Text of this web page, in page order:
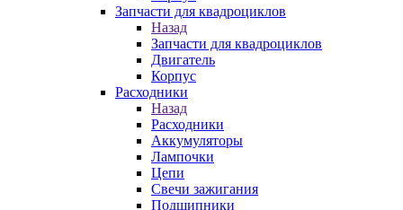
Запчасти для квадроциклов
Назад
Запчасти для квадроциклов
Двигатель
Корпус
Расходники
Назад
Расходники
Аккумуляторы
Лампочки
Цепи
Свечи зажигания
Подшипники